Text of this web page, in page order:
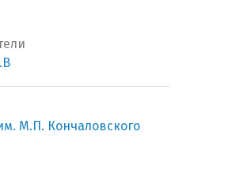
М.П. Кончаловского